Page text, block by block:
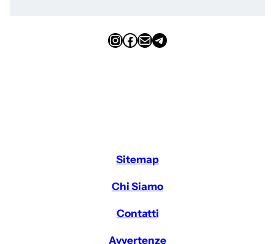
InstagramFacebook Email Telegram
Sitemap
Chi Siamo
Contatti
Avvertenze